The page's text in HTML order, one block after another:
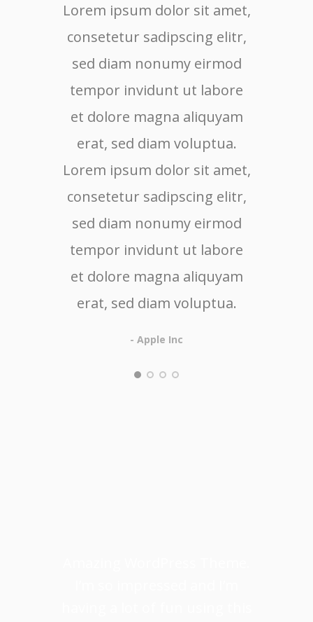
Lorem ipsum dolor sit amet,
consetetur sadipscing elitr,
sed diam nonumy eirmod
tempor invidunt ut labore
et dolore magna aliquyam
erat, sed diam voluptua.
Lorem ipsum dolor sit amet,
consetetur sadipscing elitr,
sed diam nonumy eirmod
tempor invidunt ut labore
et dolore magna aliquyam
erat, sed diam voluptua.
- Apple Inc